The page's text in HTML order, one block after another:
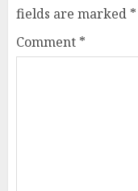
fields are marked *
Comment *